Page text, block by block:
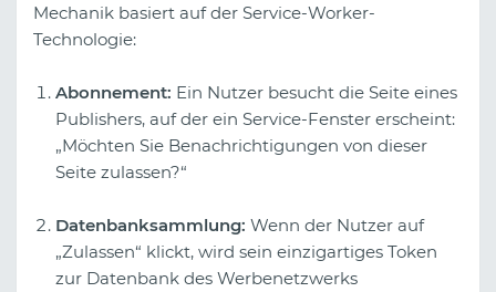
Mechanik basiert auf der Service-Worker-
Technologie:
Abonnement: Ein Nutzer besucht die Seite eines
Publishers, auf der ein Service-Fenster erscheint:
„Möchten Sie Benachrichtigungen von dieser
Seite zulassen?“
Datenbanksammlung: Wenn der Nutzer auf
„Zulassen“ klickt, wird sein einzigartiges Token
zur Datenbank des Werbenetzwerks